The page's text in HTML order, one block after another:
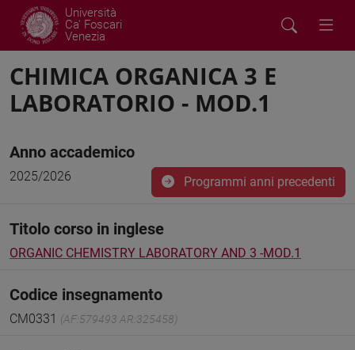
Università
Ca' Foscari
Venezia
CHIMICA ORGANICA 3 E
LABORATORIO - MOD.1
Anno accademico
2025/2026 Programmi anni precedenti
Titolo corso in inglese
ORGANIC CHEMISTRY LABORATORY AND 3 -MOD.1
Codice insegnamento
CM0331 (AF:579493 AR:325458)